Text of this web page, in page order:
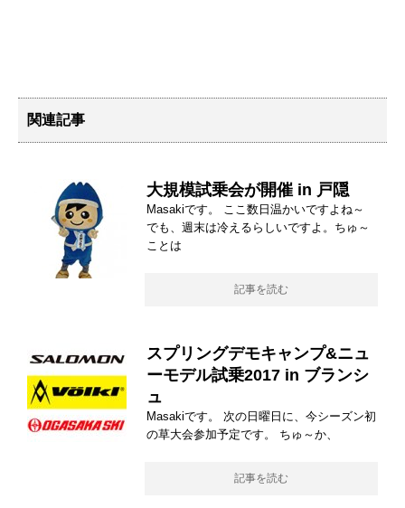
関連記事
大規模試乗会が開催 in 戸隠
Masakiです。 ここ数日温かいですよね～
でも、週末は冷えるらしいですよ。ちゅ～
ことは
記事を読む
スプリングデモキャンプ&ニュ
ーモデル試乗2017 in ブランシ
ュ
Masakiです。 次の日曜日に、今シーズン初
の草大会参加予定です。 ちゅ～か、
記事を読む